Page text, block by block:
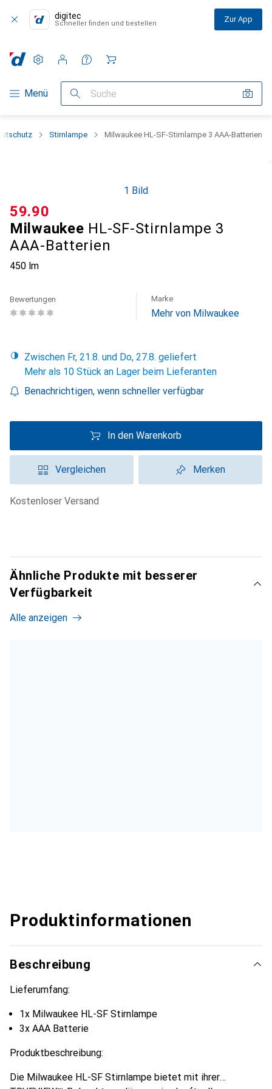
digitec
Schneller finden und bestellen Zur App
Navigation nach Kategorien
Menü Suche
Einstellungen
Kundenkonto
Vergleichslisten
Merklisten
Warenkorb
Stirnlampe Milwaukee HL-SF-Stirnlampe 3 AAA-Batterien
1 Bild
Milwaukee HL-SF-Stirnlampe 3
AAA-Batterien
450 lm
CHF
59.90
Bewertungen Marke
Mehr von Milwaukee
Zwischen Fr, 21.8. und Do, 27.8. geliefert
Mehr als 10 Stück an Lager beim Lieferanten
Benachrichtigen, wenn schneller verfügbar
In den Warenkorb
Vergleichen Merken
kostenloser Versand
Ähnliche Produkte mit besserer
Verfügbarkeit
Alle anzeigen
Produktinformationen
Beschreibung
Lieferumfang:
1x Milwaukee HL-SF Stirnlampe
3x AAA Batterie
Produktbeschreibung:
Die Milwaukee HL-SF Stirnlampe bietet mit ihrer